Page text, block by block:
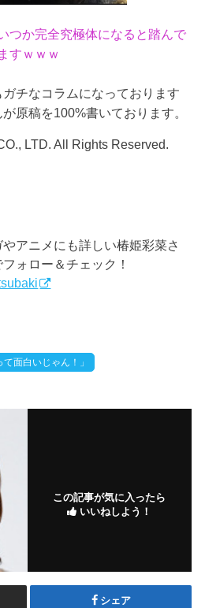
つか完全究極体になると踏んで
ますｗｗｗ
チなコラムになっております
原稿を100%書いております。
LTD. All Rights Reserved.
アニメにも詳しい椿姫彩菜さ
ォロー＆チェック！
面白いじゃん！」
この記事が気に入ったら
いいねしよう！
シェア